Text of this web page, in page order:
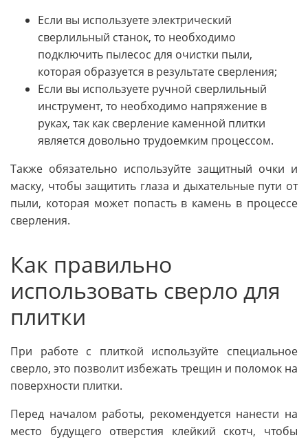
Если вы используете электрический
сверлильный станок, то необходимо
подключить пылесос для очистки пыли,
которая образуется в результате сверления;
Если вы используете ручной сверлильный
инструмент, то необходимо напряжение в
руках, так как сверление каменной плитки
является довольно трудоемким процессом.
Также обязательно используйте защитный очки и
маску, чтобы защитить глаза и дыхательные пути от
пыли, которая может попасть в камень в процессе
сверления.
Как правильно
использовать сверло для
плитки
При работе с плиткой используйте специальное
сверло, это позволит избежать трещин и поломок на
поверхности плитки.
Перед началом работы, рекомендуется нанести на
место будущего отверстия клейкий скотч, чтобы